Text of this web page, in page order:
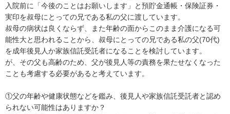
入院前に「今後のことはお願いします」と預貯金通帳・保険証券・
実印を叔母にとっての兄である私の父に渡しています。
叔母の病状は良くならず、また年齢の面からこのまま介護になる可
能性大と思われることから、叔母にとっての兄である私の父(70代)
を成年後見人か家族信託受託者になることを検討しています。
が、その父も高齢のため、父が後見人等の責務を果たせなくなった
ことも考慮する必要があると考えています。
①父の年齢や健康状態などを鑑み、後見人や家族信託受託者と認め
られない可能性はありますか？